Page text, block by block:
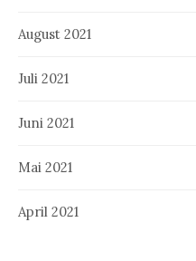
August 2021
Juli 2021
Juni 2021
Mai 2021
April 2021